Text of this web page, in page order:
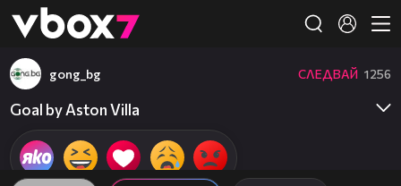
👾
gong_bg СЛЕДВАЙ 1256
Goal by Aston Villa